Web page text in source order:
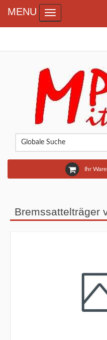
Ihr
MENU Toggle navigation
Bremssattelträger